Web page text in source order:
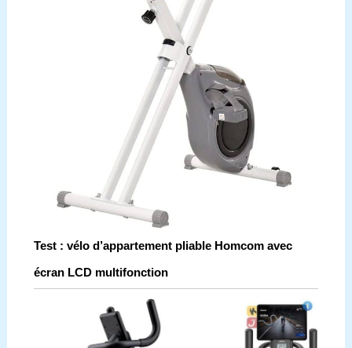
Test : vélo d’appartement pliable Homcom avec
écran LCD multifonction